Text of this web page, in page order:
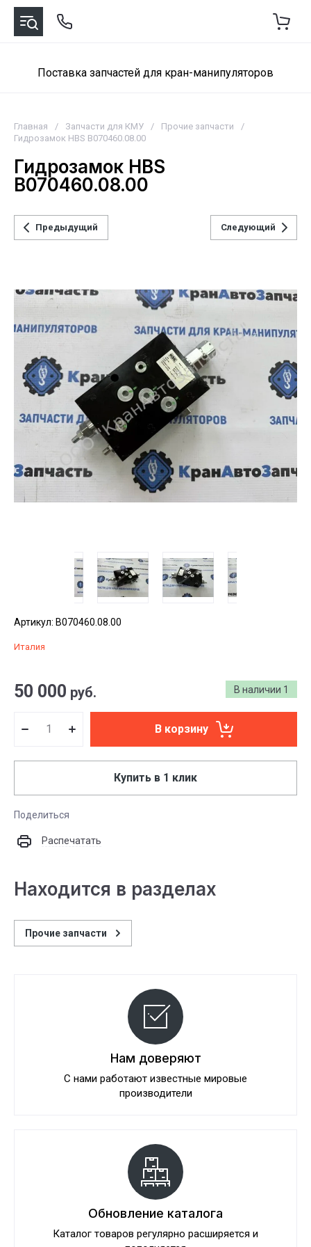
Поставка запчастей для кран-манипуляторов
Главная / Запчасти для КМУ / Прочие запчасти
/
Гидрозамок HBS B070460.08.00
Гидрозамок HBS
B070460.08.00
Предыдущий Следующий
Артикул: B070460.08.00
Италия
В наличии 1
50 000 руб.
В корзину
Купить в 1 клик
Поделиться
Распечатать
Находится в разделах
Прочие запчасти
Нам доверяют
С нами работают известные мировые
производители
Обновление каталога
Каталог товаров регулярно расширяется и